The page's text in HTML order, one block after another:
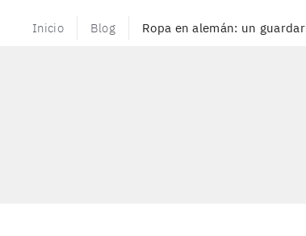
Inicio Blog Ropa en alemán: un